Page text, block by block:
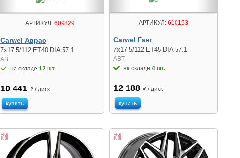
АРТИКУЛ: 609829
Carwel Аврас
7x17 5/112 ET40 DIA 57.1
AB
на складе 12 шт.
10 441 ₽ / диск
купить
АРТИКУЛ: 610153
Carwel Ганг
7x17 5/112 ET45 DIA 57.1
ABT
на складе4 шт.
12 188 ₽ / диск
купить